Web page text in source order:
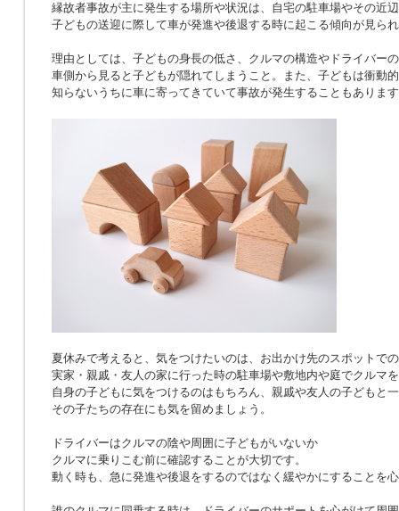
縁故者事故が主に発生する場所や状況は、自宅の駐車場やその近
子どもの送迎に際して車が発進や後退する時に起こる傾向が見ら
理由としては、子どもの身長の低さ、クルマの構造やドライバー
車側から見ると子どもが隠れてしまうこと。また、子どもは衝動
知らないうちに車に寄ってきていて事故が発生することもありま
夏休みで考えると、気をつけたいのは、お出かけ先のスポットで
実家・親戚・友人の家に行った時の駐車場や敷地内や庭でクルマ
自身の子どもに気をつけるのはもちろん、親戚や友人の子どもと
その子たちの存在にも気を留めましょう。
ドライバーはクルマの陰や周囲に子どもがいないか
クルマに乗りこむ前に確認することが大切です。
動く時も、急に発進や後退をするのではなく緩やかにすることを